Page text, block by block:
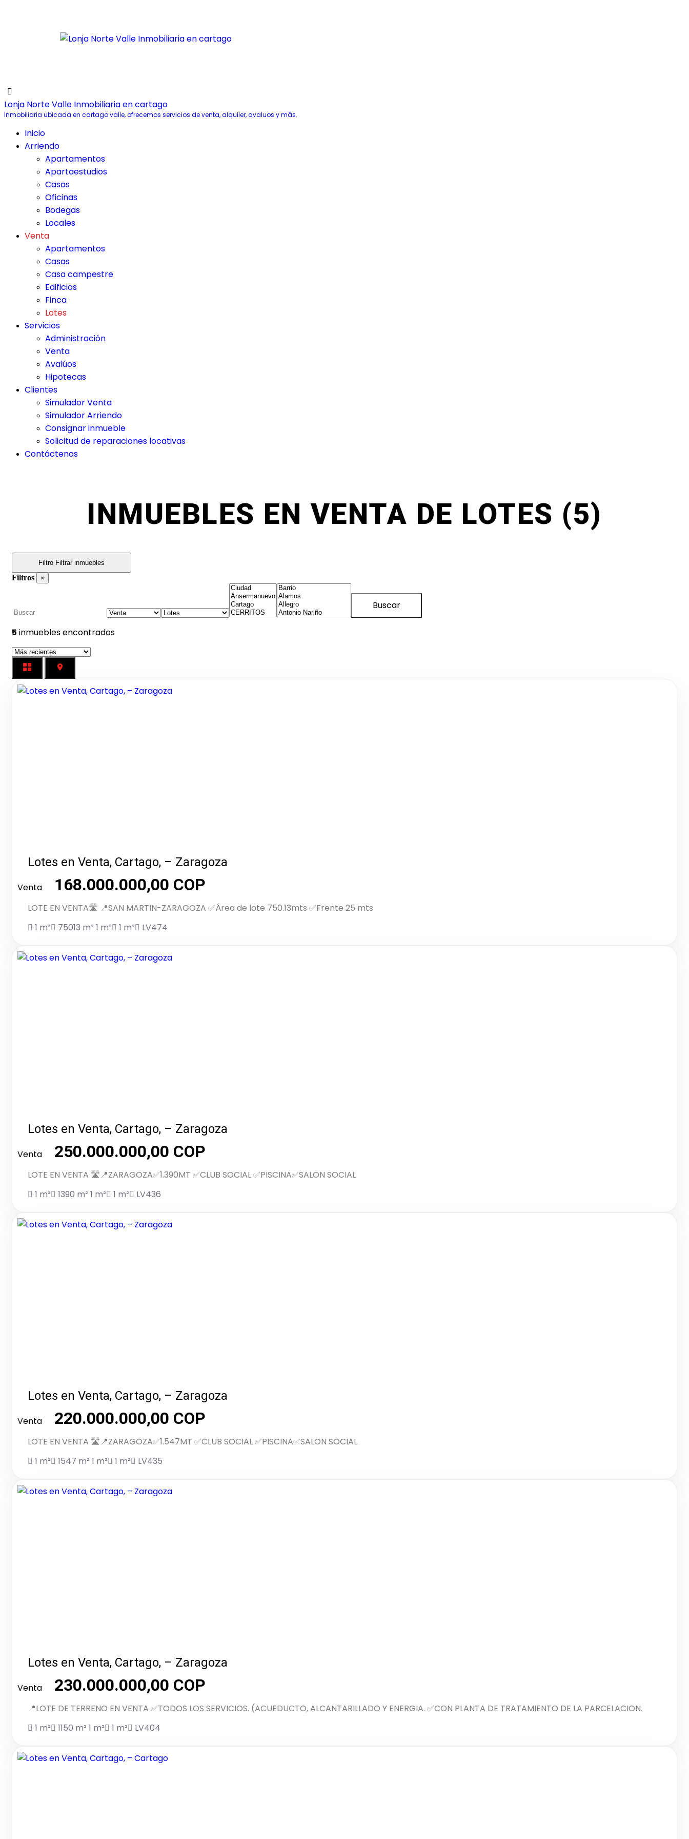
Lonja Norte Valle Inmobiliaria en cartago
Inmobiliaria ubicada en cartago valle, ofrecemos servicios de venta, alquiler, avaluos y más.
Inicio
Arriendo
Apartamentos
Apartaestudios
Casas
Oficinas
Bodegas
Locales
Venta
Apartamentos
Casas
Casa campestre
Edificios
Finca
Lotes
Servicios
Administración
Venta
Avalúos
Hipotecas
Clientes
Simulador Venta
Simulador Arriendo
Consignar inmueble
Solicitud de reparaciones locativas
Contáctenos
INMUEBLES EN VENTA DE LOTES (5)
Filtro Filtrar inmuebles
Filtros ×
Buscar
5 inmuebles encontrados
Lotes en Venta, Cartago, – Zaragoza
Venta 168.000.000,00 COP
LOTE EN VENTA🛣️ 📍SAN MARTIN-ZARAGOZA ✅Área de lote 750.13mts ✅Frente 25 mts
1 m²
75013 m² 1 m² 1 m² LV474
Lotes en Venta, Cartago, – Zaragoza
Venta 250.000.000,00 COP
LOTE EN VENTA 🛣️📍ZARAGOZA✅1.390MT ✅CLUB SOCIAL ✅PISCINA✅SALON SOCIAL
1 m²
1390 m² 1 m² 1 m² LV436
Lotes en Venta, Cartago, – Zaragoza
Venta 220.000.000,00 COP
LOTE EN VENTA 🛣️📍ZARAGOZA✅1.547MT ✅CLUB SOCIAL ✅PISCINA✅SALON SOCIAL
1 m²
1547 m² 1 m² 1 m² LV435
Lotes en Venta, Cartago, – Zaragoza
Venta 230.000.000,00 COP
📍LOTE DE TERRENO EN VENTA ✅TODOS LOS SERVICIOS. (ACUEDUCTO, ALCANTARILLADO Y ENERGIA. ✅CON PLANTA DE TRATAMIENTO DE LA PARCELACION.
1 m²
1150 m² 1 m² 1 m² LV404